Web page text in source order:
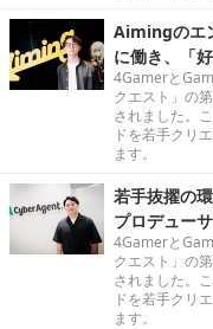
Aimingのエ
に働き、「
4Gamerと
クエスト」の
されました。
ドを若手クリ
ます。
若手抜擢の
プロデュー
4Gamerと
クエスト」の
されました。
ドを若手クリ
ます。